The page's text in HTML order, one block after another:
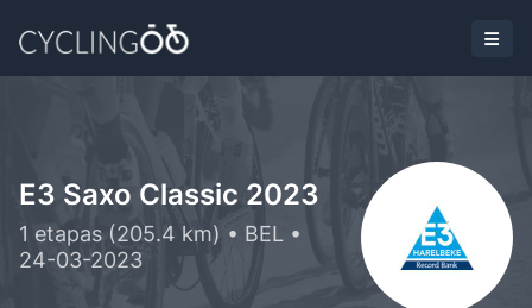
E3 Saxo Classic 2023
1 etapas (205.4 km) • BEL •
24-03-2023